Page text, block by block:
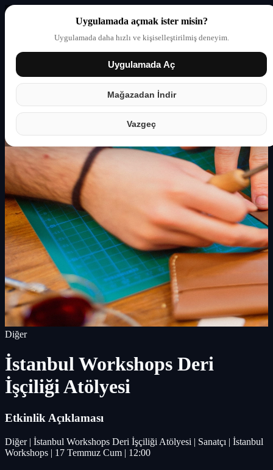
Uygulamada açmak ister misin?
Uygulamada daha hızlı ve kişiselleştirilmiş deneyim.
Uygulamada Aç
Mağazadan İndir
Vazgeç
Giriş yap Partner
Diğer
İstanbul Workshops Deri
İşçiliği Atölyesi
Etkinlik Açıklaması
Diğer | İstanbul Workshops Deri İşçiliği Atölyesi | Sanatçı | İstanbul
Workshops | 17 Temmuz Cum | 12:00